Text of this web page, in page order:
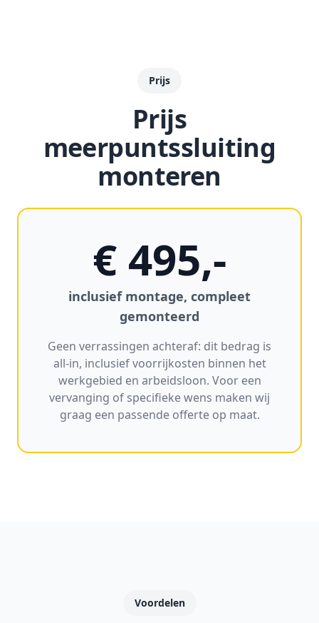
Prijs
Prijs
meerpuntssluiting
monteren
€ 495,-
inclusief montage, compleet
gemonteerd
Geen verrassingen achteraf: dit bedrag is
all-in, inclusief voorrijkosten binnen het
werkgebied en arbeidsloon. Voor een
vervanging of specifieke wens maken wij
graag een passende offerte op maat.
Voordelen